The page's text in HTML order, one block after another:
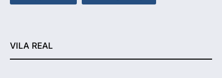
VILA REAL